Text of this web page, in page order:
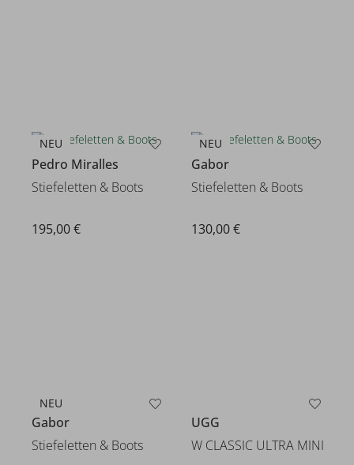
NEU
Pedro Miralles
Stiefeletten & Boots
195,00 €
NEU
Gabor
Stiefeletten & Boots
130,00 €
NEU
Gabor
Stiefeletten & Boots
UGG
W CLASSIC ULTRA MINI